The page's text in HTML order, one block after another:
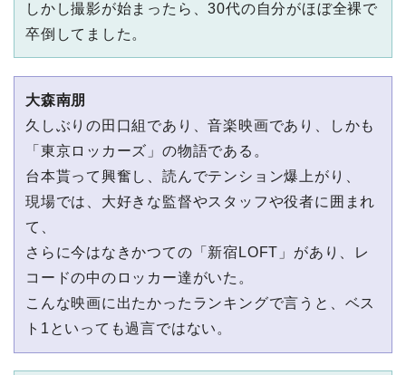
しかし撮影が始まったら、30代の⾃分がほぼ全裸で
卒倒してました。
⼤森南朋
久しぶりの⽥⼝組であり、⾳楽映画であり、しかも
「東京ロッカーズ」の物語である。
台本貰って興奮し、読んでテンション爆上がり、
現場では、⼤好きな監督やスタッフや役者に囲まれ
て、
さらに今はなきかつての「新宿LOFT」があり、レ
コードの中のロッカー達がいた。
こんな映画に出たかったランキングで⾔うと、ベス
ト1といっても過⾔ではない。